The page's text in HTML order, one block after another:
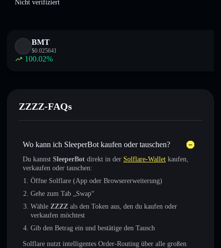
Nicht verifiziert
BMT
$0.025641
100.02%
ZZZZ-FAQs
Wo kann ich SleeperBot kaufen oder tauschen?
Du kannst SleeperBot direkt in der Solflare-Wallet kaufen,
verkaufen oder tauschen:
Öffne Solflare (App oder Browsererweiterung)
Gehe zum Tab „Swap“
Wähle ZZZZ als den Token aus, den du kaufen oder
verkaufen möchtest
Gib den Betrag ein und bestätige den Tausch
Solflare nutzt intelligentes Order-Routing über alle großen